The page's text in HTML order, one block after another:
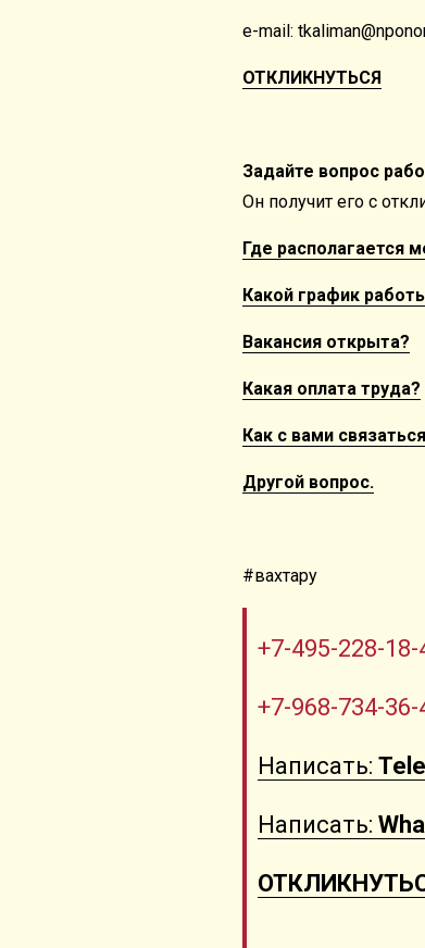
e-mail:
ОТКЛИКНУТЬСЯ
Задайте вопрос
Он получит его с
Где располагается
Какой график
Вакансия открыта?
Какая оплата труда?
Как с вами
Другой вопрос.
#вахтару
+7-495-228-
+7-968-734-36-
Написать:
Написать: